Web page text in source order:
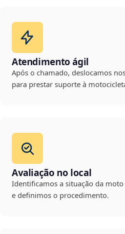
Atendimento ágil
Após o chamado, deslocamos
para prestar suporte à
Avaliação no local
Identificamos a situação da
e definimos o procedimento.